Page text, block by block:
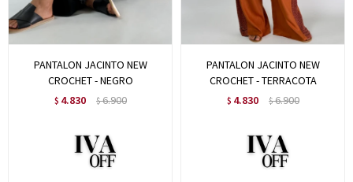
PANTALON JACINTO NEW
CROCHET - NEGRO
$ 4.830 $6.900
PANTALON JACINTO NEW
CROCHET - TERRACOTA
$ 4.830 $6.900